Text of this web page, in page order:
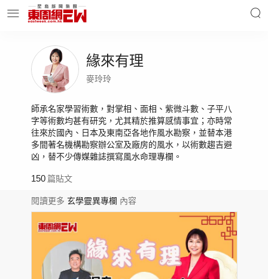
明星名人
東周Ladies 優享生活
東周食玩通
玄學靈異 東周專欄
緣來有理
麥玲玲
師承名家學習術數，對掌相、面相、紫微斗數、子平八
字等術數均甚有研究，尤其精於推算感情事宜；亦時常
往來於國內、日本及東南亞各地作風水勘察，並替本港
多間著名機構勘察辦公室及廠房的風水，以術數趨吉避
凶，替不少傳媒雜誌撰寫風水命理專欄。
150 篇貼文
閱讀更多 玄學靈異專欄 內容